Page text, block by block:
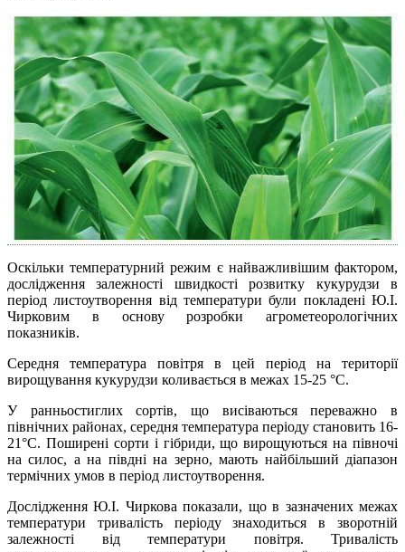
Оскільки температурний режим є найважливішим фактором,
дослідження залежності швидкості розвитку кукурудзи в
період листоутворення від температури були покладені Ю.І.
Чирковим в основу розробки агрометеорологічних
показників.
Середня температура повітря в цей період на території
вирощування кукурудзи коливається в межах 15-25 °C.
У ранньостиглих сортів, що висіваються переважно в
північних районах, середня температура періоду становить 16-
21°С. Поширені сорти і гібриди, що вирощуються на півночі
на силос, а на півдні на зерно, мають найбільший діапазон
термічних умов в період листоутворення.
Дослідження Ю.І. Чиркова показали, що в зазначених межах
температури тривалість періоду знаходиться в зворотній
залежності від температури повітря. Тривалість